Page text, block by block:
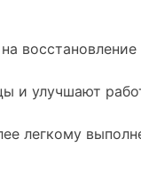
и улучшают
легкому